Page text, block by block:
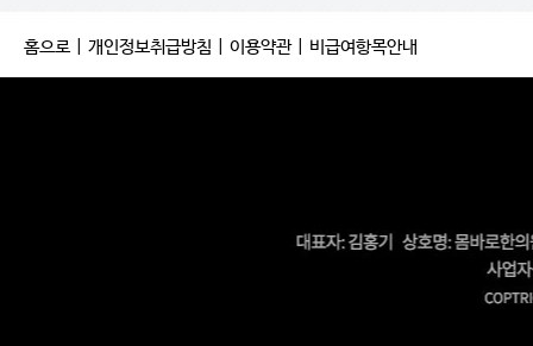
홈으로 개인정보취급방침 이용약관| 비급여항목안내